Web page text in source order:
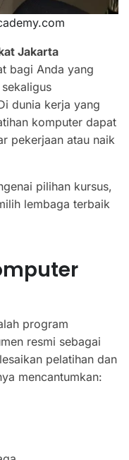
Jakarta
bagi Anda yang
dunia kerja yang
komputer dapat
pekerjaan atau naik
pilihan kursus,
lembaga terbaik
program
resmi sebagai
pelatihan dan
mencantumkan: